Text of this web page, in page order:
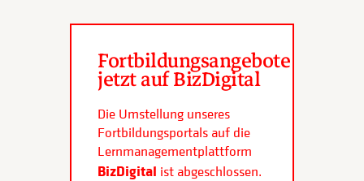
Fortbildungsangebote
jetzt auf BizDigital
Die Umstellung unseres
Fortbildungsportals auf die
Lernmanagementplattform
BizDigital ist abgeschlossen.